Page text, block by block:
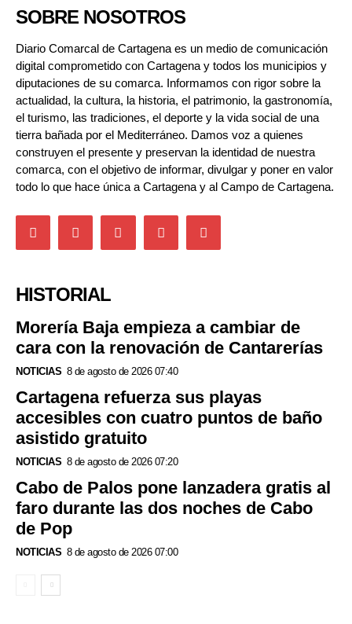
SOBRE NOSOTROS
Diario Comarcal de Cartagena es un medio de comunicación
digital comprometido con Cartagena y todos los municipios y
diputaciones de su comarca. Informamos con rigor sobre la
actualidad, la cultura, la historia, el patrimonio, la gastronomía,
el turismo, las tradiciones, el deporte y la vida social de una
tierra bañada por el Mediterráneo. Damos voz a quienes
construyen el presente y preservan la identidad de nuestra
comarca, con el objetivo de informar, divulgar y poner en valor
todo lo que hace única a Cartagena y al Campo de Cartagena.
HISTORIAL
Morería Baja empieza a cambiar de
cara con la renovación de Cantarerías
NOTICIAS 8 de agosto de 2026 07:40
Cartagena refuerza sus playas
accesibles con cuatro puntos de baño
asistido gratuito
NOTICIAS 8 de agosto de 2026 07:20
Cabo de Palos pone lanzadera gratis al
faro durante las dos noches de Cabo
de Pop
NOTICIAS 8 de agosto de 2026 07:00